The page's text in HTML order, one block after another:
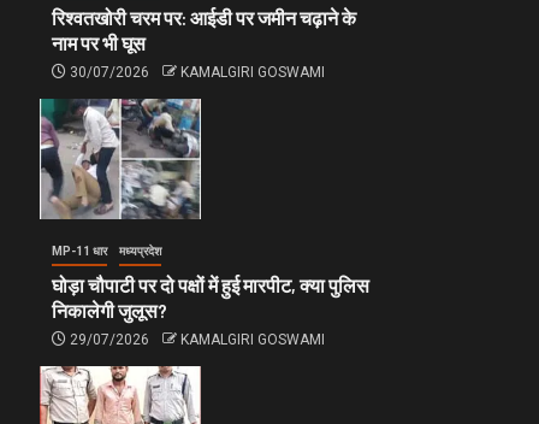
रिश्वतखोरी चरम पर: आईडी पर जमीन चढ़ाने के
नाम पर भी घूस
30/07/2026 KAMALGIRI GOSWAMI
MP-11 धार मध्यप्रदेश
घोड़ा चौपाटी पर दो पक्षों में हुई मारपीट, क्या पुलिस
निकालेगी जुलूस?
29/07/2026 KAMALGIRI GOSWAMI